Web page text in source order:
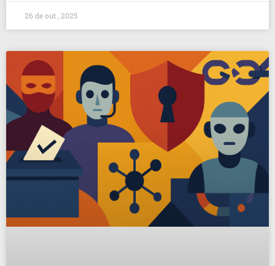
26 de out , 2025